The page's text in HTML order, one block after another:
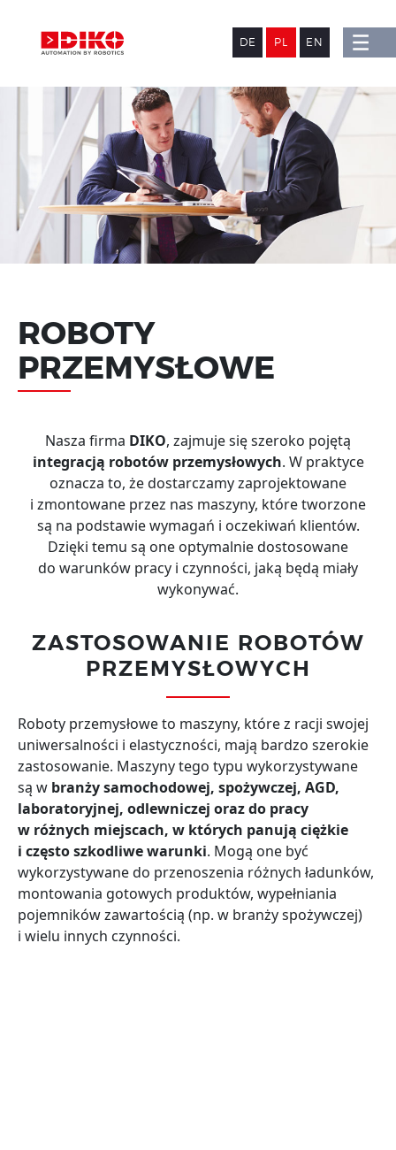
DE PL EN
ROBOTY
PRZEMYSŁOWE
Nasza firma DIKO, zajmuje się szeroko pojętą
integracją robotów przemysłowych. W praktyce
oznacza to, że dostarczamy zaprojektowane
i zmontowane przez nas maszyny, które tworzone
są na podstawie wymagań i oczekiwań klientów.
Dzięki temu są one optymalnie dostosowane
do warunków pracy i czynności, jaką będą miały
wykonywać.
ZASTOSOWANIE ROBOTÓW
PRZEMYSŁOWYCH
Roboty przemysłowe to maszyny, które z racji swojej
uniwersalności i elastyczności, mają bardzo szerokie
zastosowanie. Maszyny tego typu wykorzystywane
są w branży samochodowej, spożywczej, AGD,
laboratoryjnej, odlewniczej oraz do pracy
w różnych miejscach, w których panują ciężkie
i często szkodliwe warunki. Mogą one być
wykorzystywane do przenoszenia różnych ładunków,
montowania gotowych produktów, wypełniania
pojemników zawartością (np. w branży spożywczej)
i wielu innych czynności.